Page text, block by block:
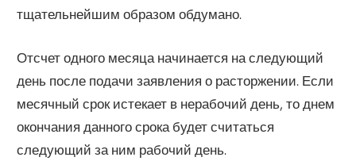
тщательнейшим образом обдумано.
Отсчет одного месяца начинается на следующий
день после подачи заявления о расторжении. Если
месячный срок истекает в нерабочий день, то днем
окончания данного срока будет считаться
следующий за ним рабочий день.